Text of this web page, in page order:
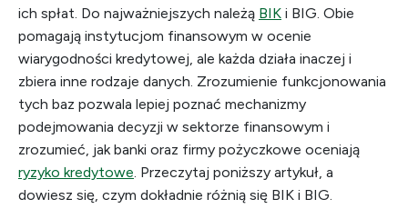
ich spłat. Do najważniejszych należą BIK i BIG. Obie
pomagają instytucjom finansowym w ocenie
wiarygodności kredytowej, ale każda działa inaczej i
zbiera inne rodzaje danych. Zrozumienie funkcjonowania
tych baz pozwala lepiej poznać mechanizmy
podejmowania decyzji w sektorze finansowym i
zrozumieć, jak banki oraz firmy pożyczkowe oceniają
ryzyko kredytowe. Przeczytaj poniższy artykuł, a
dowiesz się, czym dokładnie różnią się BIK i BIG.